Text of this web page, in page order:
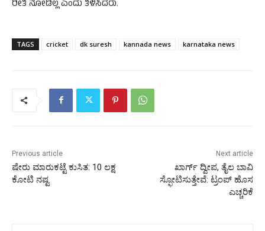
ರೀತಿ ನೋಡಿಲ್ಲ ಎಂದು ತಿಳಿಸಿದರು.
TAGS cricket dk suresh kannada news karnataka news
Previous article
ಷೇರು ಮಾರುಕಟ್ಟೆ ಕುಸಿತ: 10 ಲಕ್ಷ
ಕೋಟಿ ನಷ್ಟ
Next article
ಖಾರ್ಗ್ ದ್ವೀಪ, ತೈಲ ಬಾವಿ
ಸ್ಫೋಟಿಸುತ್ತೇವೆ: ಟ್ರಂಪ್ ಹೊಸ
ಎಚ್ಚರಿಕೆ